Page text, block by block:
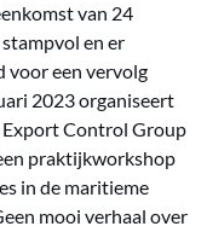
van 24
en er
voor een vervolg
2023 organiseert
Export Control Group
praktijkworkshop
in de maritieme
mooi verhaal over